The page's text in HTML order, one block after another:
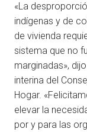
«La
indígenas y de
de vivienda
sistema que no
marginadas»,
interina del
Hogar.
elevar la
por y para las